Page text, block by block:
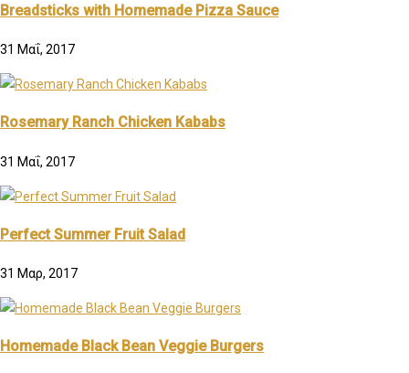
Breadsticks with Homemade Pizza Sauce
31 Μαΐ, 2017
Rosemary Ranch Chicken Kababs
31 Μαΐ, 2017
Perfect Summer Fruit Salad
31 Μαρ, 2017
Homemade Black Bean Veggie Burgers